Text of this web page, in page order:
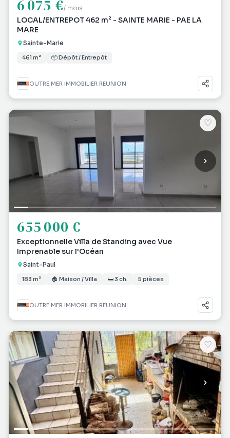
6 075 €/ mois
LOCAL/ENTREPOT 462 m² - SAINTE MARIE - PAE LA
MARE
Sainte-Marie
461 m² 📦 Dépôt / Entrepôt
OUTRE MER IMMOBILIER REUNION
♡
655 000 €
Exceptionnelle Villa de Standing avec Vue
Imprenable sur l'Océan
Saint-Paul
183 m² 🏠 Maison / Villa 🛏 3 ch. 5 pièces
OUTRE MER IMMOBILIER REUNION
♡